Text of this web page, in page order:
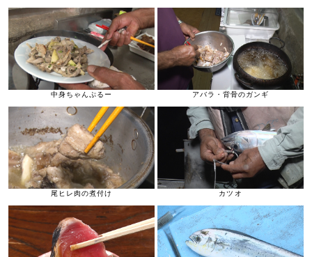
中身ちゃんぷるー アバラ・背骨のガンギ
尾ヒレ肉の煮付け カツオ